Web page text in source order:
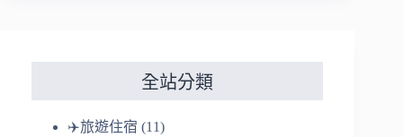
全站分類
✈️旅遊住宿 (11)